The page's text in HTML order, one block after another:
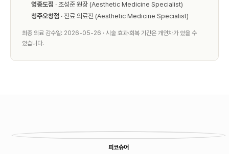
영종도점 · 조성준 원장 (Aesthetic Medicine Specialist)
청주오창점 · 진료 의료진 (Aesthetic Medicine Specialist)
최종 의료 감수일: 2026-05-26 · 시술 효과·회복 기간은 개인차가 있을 수
있습니다.
다른 시술
피코슈어